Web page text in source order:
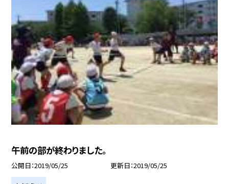
午前の部が終わりました。
公開日 2019/05/25 更新日 2019/05/25